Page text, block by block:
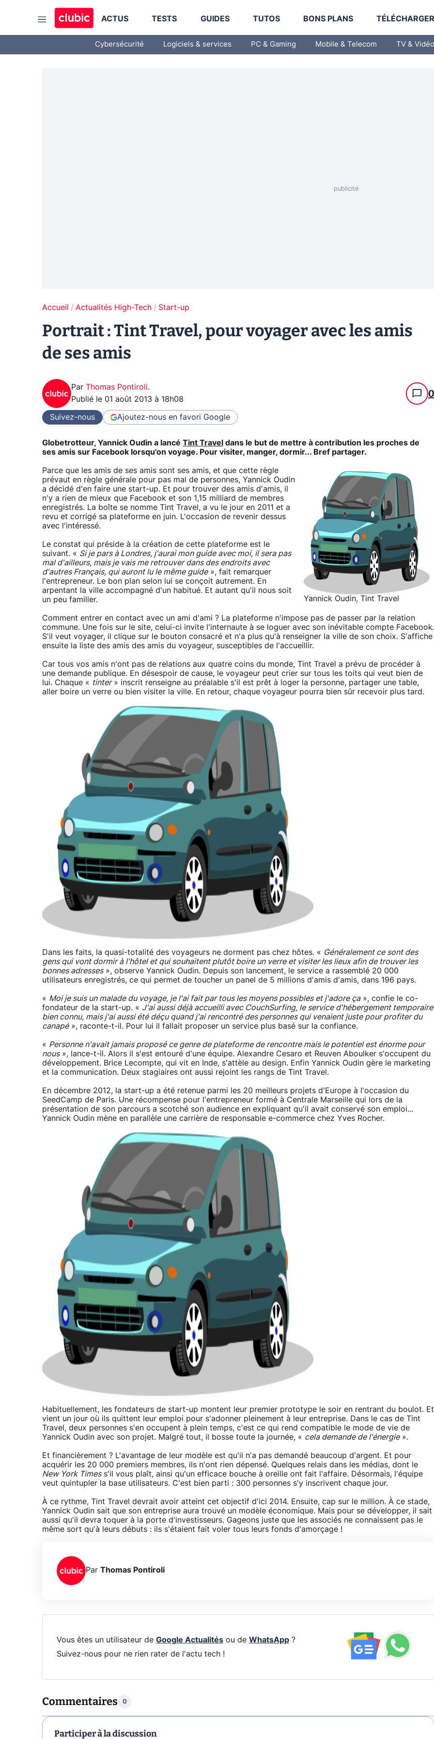
ACTUS TESTS GUIDES TUTOS BONS PLANS
Cybersécurité Logiciels & services PC & Gaming Mobile & Telecom TV & Vidéo
Accueil Actualités High-Tech Start-up
Portrait : Tint Travel, pour voyager avec les amis
de ses amis
Par Thomas Pontiroli.
Publié le 01 août 2013 à 18h08 0
Suivez-nous Ajoutez-nous en favori Google
Globetrotteur, Yannick Oudin a lancé Tint Travel dans le but de mettre à contribution les proches de
ses amis sur Facebook lorsqu'on voyage. Pour visiter, manger, dormir... Bref partager.
Yannick Oudin, Tint Travel
Parce que les amis de ses amis sont ses amis, et que cette règle
prévaut en règle générale pour pas mal de personnes, Yannick Oudin
a décidé d'en faire une start-up. Et pour trouver des amis d'amis, il
n'y a rien de mieux que Facebook et son 1,15 milliard de membres
enregistrés. La boîte se nomme Tint Travel, a vu le jour en 2011 et a
revu et corrigé sa plateforme en juin. L'occasion de revenir dessus
avec l'intéressé.
Le constat qui préside à la création de cette plateforme est le
suivant. « Si je pars à Londres, j'aurai mon guide avec moi, il sera pas
mal d'ailleurs, mais je vais me retrouver dans des endroits avec
d'autres Français, qui auront lu le même guide», fait remarquer
l'entrepreneur. Le bon plan selon lui se conçoit autrement. En
arpentant la ville accompagné d'un habitué. Et autant qu'il nous soit
un peu familier.
Comment entrer en contact avec un ami d'ami ? La plateforme n'impose pas de passer par la relation
commune. Une fois sur le site, celui-ci invite l'internaute à se loguer avec son inévitable compte Facebook.
S'il veut voyager, il clique sur le bouton consacré et n'a plus qu'à renseigner la ville de son choix. S'affiche
ensuite la liste des amis des amis du voyageur, susceptibles de l'accueillir.
Car tous vos amis n'ont pas de relations aux quatre coins du monde, Tint Travel a prévu de procéder à
une demande publique. En désespoir de cause, le voyageur peut crier sur tous les toits qui veut bien de
lui. Chaque « tinter» inscrit renseigne au préalable s'il est prêt à loger la personne, partager une table,
aller boire un verre ou bien visiter la ville. En retour, chaque voyageur pourra bien sûr recevoir plus tard.
Dans les faits, la quasi-totalité des voyageurs ne dorment pas chez hôtes. « Généralement ce sont des
gens qui vont dormir à l'hôtel et qui souhaitent plutôt boire un verre et visiter les lieux afin de trouver les
bonnes adresses», observe Yannick Oudin. Depuis son lancement, le service a rassemblé 20 000
utilisateurs enregistrés, ce qui permet de toucher un panel de 5 millions d'amis d'amis, dans 196 pays.
« Moi je suis un malade du voyage, je l'ai fait par tous les moyens possibles et j'adore ça», confie le co-
fondateur de la start-up. « J'ai aussi déjà accueilli avec CouchSurfing, le service d'hébergement temporaire
bien connu, mais j'ai aussi été déçu quand j'ai rencontré des personnes qui venaient juste pour profiter du
canapé», raconte-t-il. Pour lui il fallait proposer un service plus basé sur la confiance.
« Personne n'avait jamais proposé ce genre de plateforme de rencontre mais le potentiel est énorme pour
nous», lance-t-il. Alors il s'est entouré d'une équipe. Alexandre Cesaro et Reuven Aboulker s'occupent du
développement. Brice Lecompte, qui vit en Inde, s'attèle au design. Enfin Yannick Oudin gère le marketing
et la communication. Deux stagiaires ont aussi rejoint les rangs de Tint Travel.
En décembre 2012, la start-up a été retenue parmi les 20 meilleurs projets d'Europe à l'occasion du
SeedCamp de Paris. Une récompense pour l'entrepreneur formé à Centrale Marseille qui lors de la
présentation de son parcours a scotché son audience en expliquant qu'il avait conservé son emploi...
Yannick Oudin mène en parallèle une carrière de responsable e-commerce chez Yves Rocher.
Habituellement, les fondateurs de start-up montent leur premier prototype le soir en rentrant du boulot. Et
vient un jour où ils quittent leur emploi pour s'adonner pleinement à leur entreprise. Dans le cas de Tint
Travel, deux personnes s'en occupent à plein temps, c'est ce qui rend compatible le mode de vie de
Yannick Oudin avec son projet. Malgré tout, il bosse toute la journée, « cela demande de l'énergie».
Et financièrement ? L'avantage de leur modèle est qu'il n'a pas demandé beaucoup d'argent. Et pour
acquérir les 20 000 premiers membres, ils n'ont rien dépensé. Quelques relais dans les médias, dont le
New York Timess'il vous plaît, ainsi qu'un efficace bouche à oreille ont fait l'affaire. Désormais, l'équipe
veut quintupler la base utilisateurs. C'est bien parti : 300 personnes s'y inscrivent chaque jour.
À ce rythme, Tint Travel devrait avoir atteint cet objectif d'ici 2014. Ensuite, cap sur le million. À ce stade,
Yannick Oudin sait que son entreprise aura trouvé un modèle économique. Mais pour se développer, il sait
aussi qu'il devra toquer à la porte d'investisseurs. Gageons juste que les associés ne connaissent pas le
même sort qu'à leurs débuts : ils s'étaient fait voler tous leurs fonds d'amorçage !
Par Thomas Pontiroli
Vous êtes un utilisateur de Google Actualitésou de WhatsApp?
Suivez-nous pour ne rien rater de l'actu tech !
Commentaires 0
Participer à la discussion